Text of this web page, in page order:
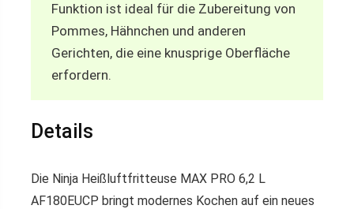
Funktion ist ideal für die Zubereitung von
Pommes, Hähnchen und anderen
Gerichten, die eine knusprige Oberfläche
erfordern.
Details
Die Ninja Heißluftfritteuse MAX PRO 6,2 L
AF180EUCP bringt modernes Kochen auf ein neues